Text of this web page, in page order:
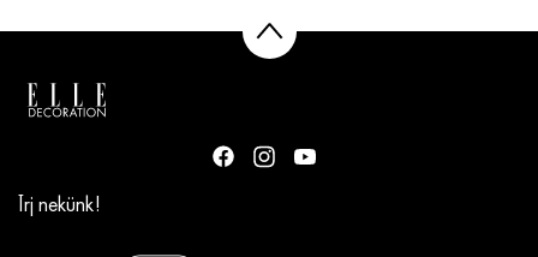
Írj nekünk!